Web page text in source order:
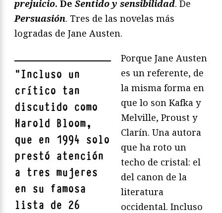
prejuicio. De Sentido y sensibilidad. De
Persuasión. Tres de las novelas más
logradas de Jane Austen.
"Incluso un
crítico tan
discutido como
Harold Bloom,
que en 1994 solo
prestó atención
a tres mujeres
en su famosa
lista de 26
Porque Jane Austen
es un referente, de
la misma forma en
que lo son Kafka y
Melville, Proust y
Clarín. Una autora
que ha roto un
techo de cristal: el
del canon de la
literatura
occidental. Incluso